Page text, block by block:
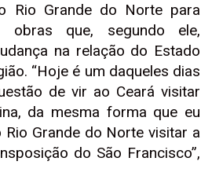
Rio Grande do Norte para
obras que, segundo ele,
na relação do Estado
“Hoje é um daqueles dias
de vir ao Ceará visitar
da mesma forma que eu
Grande do Norte visitar a
do São Francisco”,